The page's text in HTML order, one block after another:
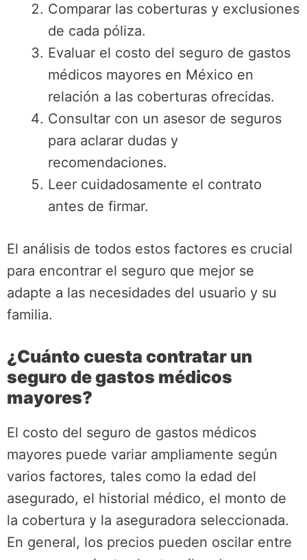
Comparar las coberturas y exclusiones
de cada póliza.
Evaluar el costo del seguro de gastos
médicos mayores en México en
relación a las coberturas ofrecidas.
Consultar con un asesor de seguros
para aclarar dudas y
recomendaciones.
Leer cuidadosamente el contrato
antes de firmar.
El análisis de todos estos factores es crucial
para encontrar el seguro que mejor se
adapte a las necesidades del usuario y su
familia.
¿Cuánto cuesta contratar un
seguro de gastos médicos
mayores?
El costo del seguro de gastos médicos
mayores puede variar ampliamente según
varios factores, tales como la edad del
asegurado, el historial médico, el monto de
la cobertura y la aseguradora seleccionada.
En general, los precios pueden oscilar entre